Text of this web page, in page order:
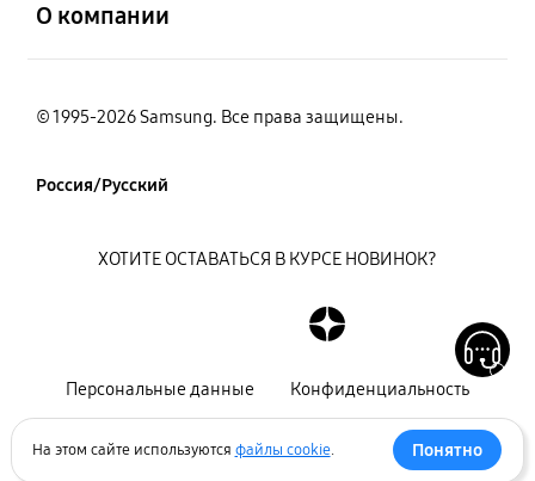
О компании
© 1995-2026 Samsung. Все права защищены.
Россия/Русский
Персональные данные Конфиденциальность
ХОТИТЕ ОСТАВАТЬСЯ В КУРСЕ НОВИНОК?
На этом сайте используются файлы cookie. Понятно